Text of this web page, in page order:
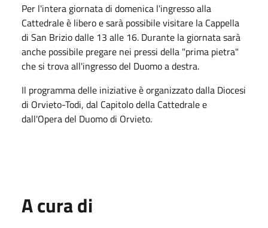
Per l'intera giornata di domenica l'ingresso alla
Cattedrale è libero e sarà possibile visitare la Cappella
di San Brizio dalle 13 alle 16. Durante la giornata sarà
anche possibile pregare nei pressi della "prima pietra"
che si trova all'ingresso del Duomo a destra.
Il programma delle iniziative è organizzato dalla Diocesi
di Orvieto-Todi, dal Capitolo della Cattedrale e
dall'Opera del Duomo di Orvieto.
A cura di